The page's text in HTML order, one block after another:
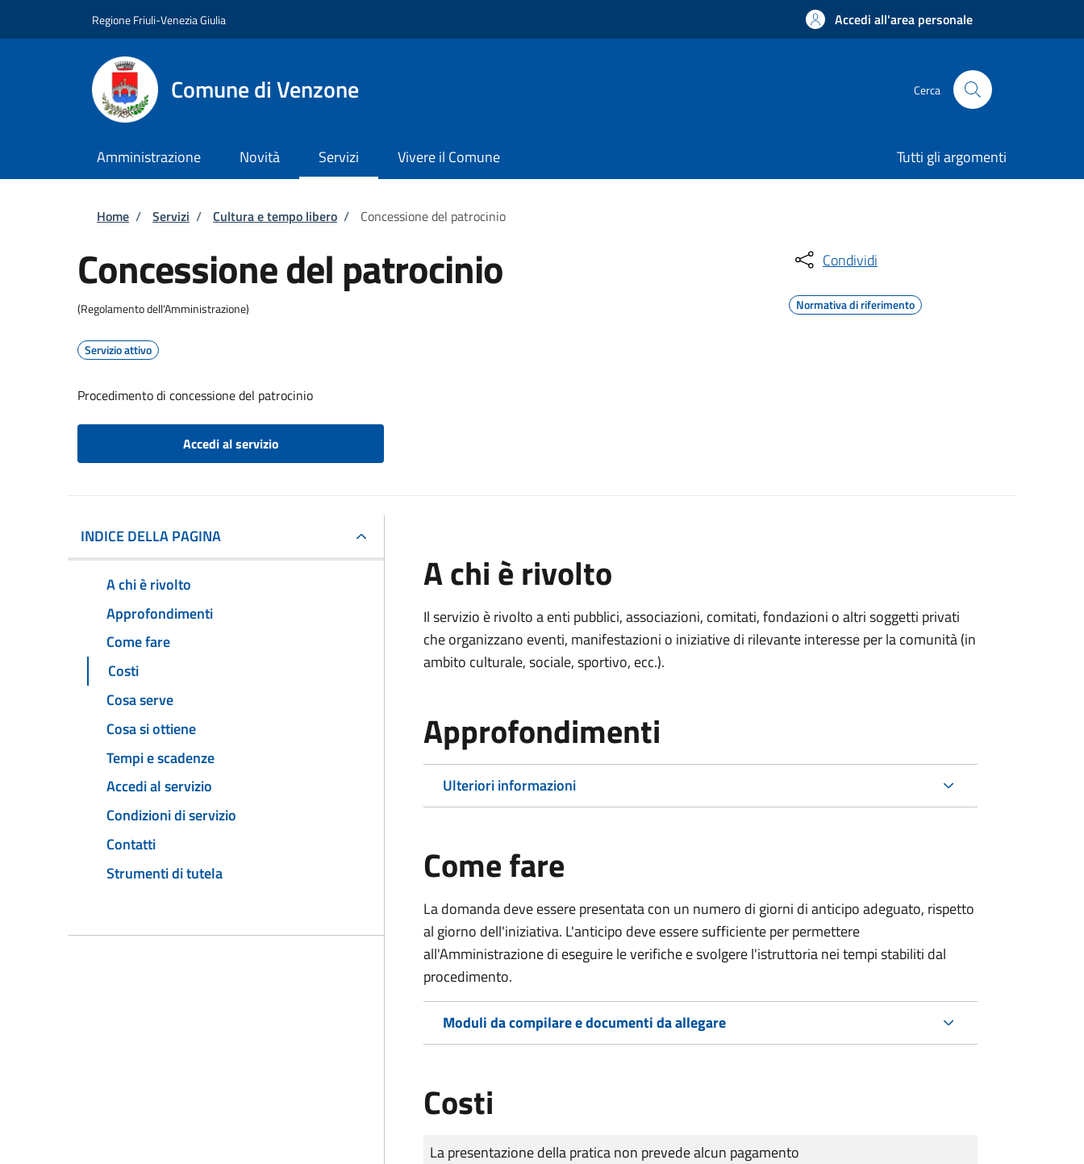
Regione Friuli-Venezia Giulia Accedi all'area personale
Comune di Venzone Cerca
Amministrazione Novità Servizi Vivere il Comune Tutti gli argomenti
Briciole di pane
Home / Servizi / Cultura e tempo libero / Concessione del patrocinio
Concessione del patrocinio
(Regolamento dell'Amministrazione)
Servizio attivo
Procedimento di concessione del patrocinio
Accedi al servizio
Condividi
Normativa di riferimento
INDICE DELLA PAGINA
A chi è rivolto
Approfondimenti
Come fare
Costi
Cosa serve
Cosa si ottiene
Tempi e scadenze
Accedi al servizio
Condizioni di servizio
Contatti
Strumenti di tutela
A chi è rivolto
Il servizio è rivolto a enti pubblici, associazioni, comitati, fondazioni o altri soggetti privati
che organizzano eventi, manifestazioni o iniziative di rilevante interesse per la comunità (in
ambito culturale, sociale, sportivo, ecc.).
Approfondimenti
Ulteriori informazioni
Come fare
La domanda deve essere presentatacon un numero di giorni di anticipo adeguato, rispetto
al giorno dell'iniziativa. L'anticipo deve essere sufficiente per permettere
all'Amministrazione di eseguire le verifiche e svolgere l'istruttoria nei tempi stabiliti dal
procedimento.
Moduli da compilare e documenti da allegare
Costi
Tipo di pagamento
Importo
La presentazione della pratica non prevede alcun pagamento